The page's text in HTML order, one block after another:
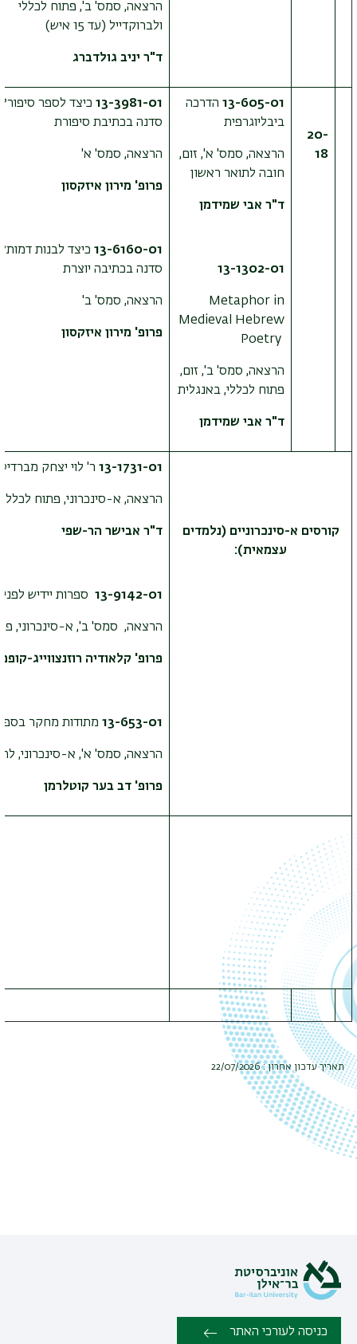
הרצאה, סמס' ב', פתוח לכללי
ולברוקדייל (עד 15 איש)
ד"ר יניב גולדברג
20-
18
13-605-01 הדרכה
ביבליוגרפית
הרצאה, סמס' א', זום,
חובה לתואר ראשון
ד"ר אבי שמידמן
13-1302-01
Metaphor in
Medieval Hebrew
Poetry
הרצאה, סמס' ב', זום,
פתוח לכללי, באנגלית
ד"ר אבי שמידמן
13-3981-01 כיצד לספר סיפור?
סדנה בכתיבת סיפורת
הרצאה, סמס' א'
פרופ' מירון איזקסון
13-6160-01 כיצד לבנות דמות?
סדנה בכתיבה יוצרת
הרצאה, סמס' ב'
פרופ' מירון איזקסון
קורסים א-סינכרוניים (נלמדים
עצמאית):
13-1731-01 ר' לוי יצחק
הרצאה, א-סינכרוני, פתוח לכללי
ד"ר אבישר הר-שפי
13-9142-01 ספרות יידיש
הרצאה, סמס' ב', א-סינכרוני,
פרופ' קלאודיה רוזנצווייג-
13-653-01 מתודות מחקר
הרצאה, סמס' א', א-סינכרוני,
פרופ' דב בער קוטלרמן
תאריך עדכון אחרון : 22/07/2026
כניסה לעורכי האתר